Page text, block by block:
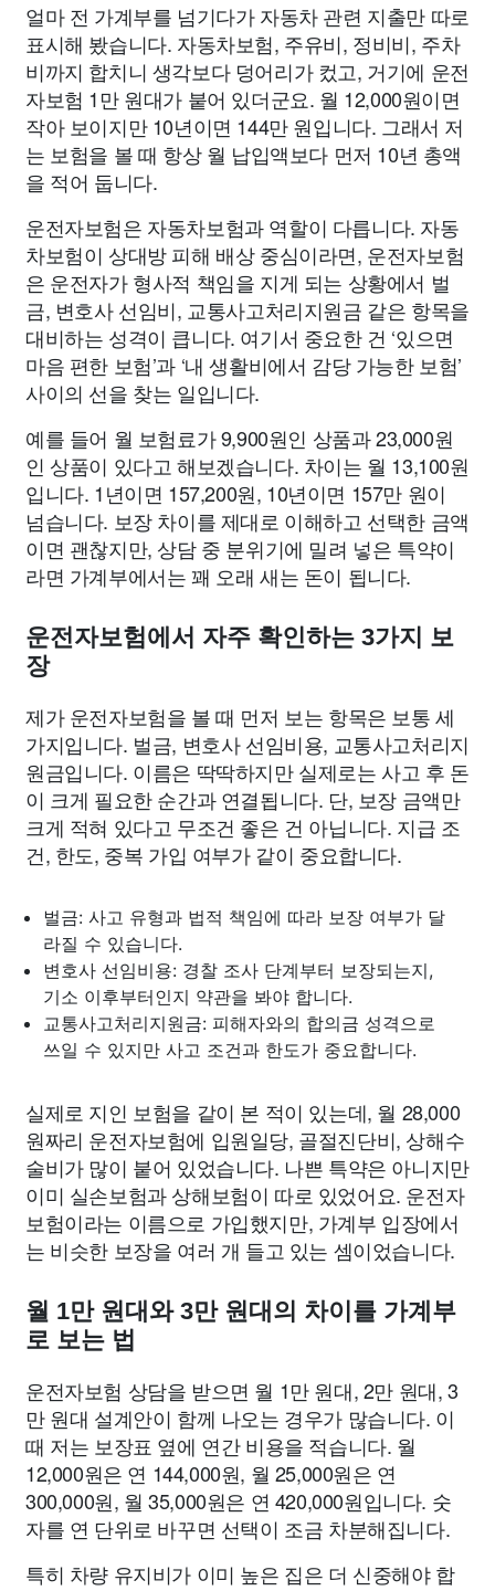
얼마 전 가계부를 넘기다가 자동차 관련 지출만 따로
표시해 봤습니다. 자동차보험, 주유비, 정비비, 주차
비까지 합치니 생각보다 덩어리가 컸고, 거기에 운전
자보험 1만 원대가 붙어 있더군요. 월 12,000원이면
작아 보이지만 10년이면 144만 원입니다. 그래서 저
는 보험을 볼 때 항상 월 납입액보다 먼저 10년 총액
을 적어 둡니다.
운전자보험은 자동차보험과 역할이 다릅니다. 자동
차보험이 상대방 피해 배상 중심이라면, 운전자보험
은 운전자가 형사적 책임을 지게 되는 상황에서 벌
금, 변호사 선임비, 교통사고처리지원금 같은 항목을
대비하는 성격이 큽니다. 여기서 중요한 건 ‘있으면
마음 편한 보험’과 ‘내 생활비에서 감당 가능한 보험’
사이의 선을 찾는 일입니다.
예를 들어 월 보험료가 9,900원인 상품과 23,000원
인 상품이 있다고 해보겠습니다. 차이는 월 13,100원
입니다. 1년이면 157,200원, 10년이면 157만 원이
넘습니다. 보장 차이를 제대로 이해하고 선택한 금액
이면 괜찮지만, 상담 중 분위기에 밀려 넣은 특약이
라면 가계부에서는 꽤 오래 새는 돈이 됩니다.
운전자보험에서 자주 확인하는 3가지 보
장
제가 운전자보험을 볼 때 먼저 보는 항목은 보통 세
가지입니다. 벌금, 변호사 선임비용, 교통사고처리지
원금입니다. 이름은 딱딱하지만 실제로는 사고 후 돈
이 크게 필요한 순간과 연결됩니다. 단, 보장 금액만
크게 적혀 있다고 무조건 좋은 건 아닙니다. 지급 조
건, 한도, 중복 가입 여부가 같이 중요합니다.
벌금: 사고 유형과 법적 책임에 따라 보장 여부가 달
라질 수 있습니다.
변호사 선임비용: 경찰 조사 단계부터 보장되는지,
기소 이후부터인지 약관을 봐야 합니다.
교통사고처리지원금: 피해자와의 합의금 성격으로
쓰일 수 있지만 사고 조건과 한도가 중요합니다.
실제로 지인 보험을 같이 본 적이 있는데, 월 28,000
원짜리 운전자보험에 입원일당, 골절진단비, 상해수
술비가 많이 붙어 있었습니다. 나쁜 특약은 아니지만
이미 실손보험과 상해보험이 따로 있었어요. 운전자
보험이라는 이름으로 가입했지만, 가계부 입장에서
는 비슷한 보장을 여러 개 들고 있는 셈이었습니다.
월 1만 원대와 3만 원대의 차이를 가계부
로 보는 법
운전자보험 상담을 받으면 월 1만 원대, 2만 원대, 3
만 원대 설계안이 함께 나오는 경우가 많습니다. 이
때 저는 보장표 옆에 연간 비용을 적습니다. 월
12,000원은 연 144,000원, 월 25,000원은 연
300,000원, 월 35,000원은 연 420,000원입니다. 숫
자를 연 단위로 바꾸면 선택이 조금 차분해집니다.
특히 차량 유지비가 이미 높은 집은 더 신중해야 합